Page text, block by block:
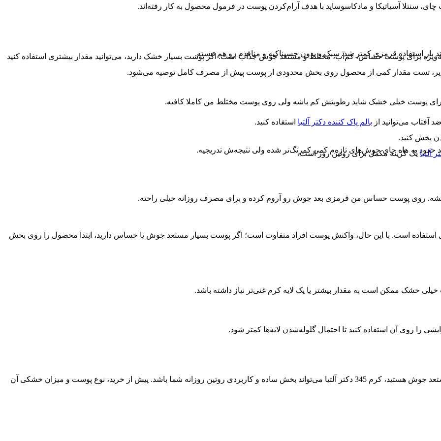
سنتلا آسیاتیکا و مادکاسوساید با هدف آرام‌کردن پوست در فرمول محصول به کار رفته‌اند.
به‌ویژه برای پوست حساس، کم‌آب، مختلط و مستعد جوش جذاب است. اگر پوست بسیار خشک دارید، می‌توانید مقدار بیشتری استفاده کنید
تست مقدار کمی از محصول روی بخش محدودی از پوست پیش از مصرف کامل توصیه می‌شود.
آفتاب می‌توانید از بالم پاک کننده دکتر آلتیا استفاده کنید.
پخش کنید.
آلتیا یک گزینه مکمل برای روتین روز است.
است. با این حال، واکنش پوست افراد متفاوت است؛ اگر پوست بسیار مستعد جوش یا حساس دارید، ابتدا محصول را روی بخش
خشک ممکن است به مقدار بیشتر یا یک لایه کرم غنی‌تر نیاز داشته باشد.
را روی آن استفاده کنید تا احتمال گلوله‌شدن لایه‌ها کمتر شود.
اگر به دنبال یک مرطوب‌کننده سبک برای پوست حساس، کم‌آب یا مستعد جوش هستید، کرم 345 دکتر آلتیا می‌تواند بخش ساده و کاربردی روتین روزانه شما باشد. پیش از خرید، نوع پوست و میزان خشکی آن
بار استفاده قرمزی کمتر شد. سبک و بدون چسبناکیه و منافذم رو هم نبسته.
پوست خیلی خشک شاید رطوبتش کم باشه ولی روی پوست مختلط من کاملا کافیه.
حدود یه ماه جای جوش‌های تازه‌م کمی کمرنگ‌تر شده ولی نتیجه‌ش تدریجیه.
روی پوست حساس من قرمزی بعد جوش رو آروم کرده و برای مصرف روزانه خیلی راحته.